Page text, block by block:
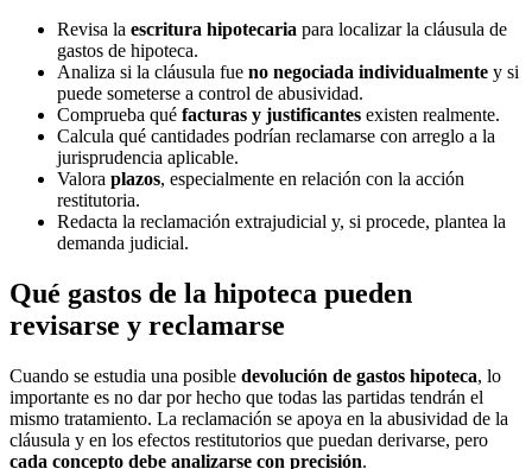
Revisa la escritura hipotecaria para localizar la cláusula de
gastos de hipoteca.
Analiza si la cláusula fue no negociada individualmente y si
puede someterse a control de abusividad.
Comprueba qué facturas y justificantes existen realmente.
Calcula qué cantidades podrían reclamarse con arreglo a la
jurisprudencia aplicable.
Valora plazos, especialmente en relación con la acción
restitutoria.
Redacta la reclamación extrajudicial y, si procede, plantea la
demanda judicial.
Qué gastos de la hipoteca pueden
revisarse y reclamarse
Cuando se estudia una posible devolución de gastos hipoteca, lo
importante es no dar por hecho que todas las partidas tendrán el
mismo tratamiento. La reclamación se apoya en la abusividad de la
cláusula y en los efectos restitutorios que puedan derivarse, pero
cada concepto debe analizarse con precisión.